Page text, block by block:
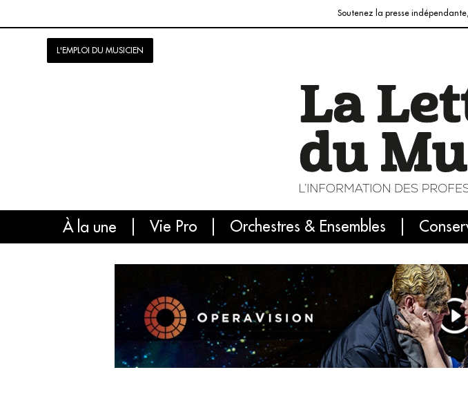
Soutenez la presse
L'EMPLOI DU MUSICIEN
À la une Vie Pro Orchestres & Ensembles
L'info du jour Le